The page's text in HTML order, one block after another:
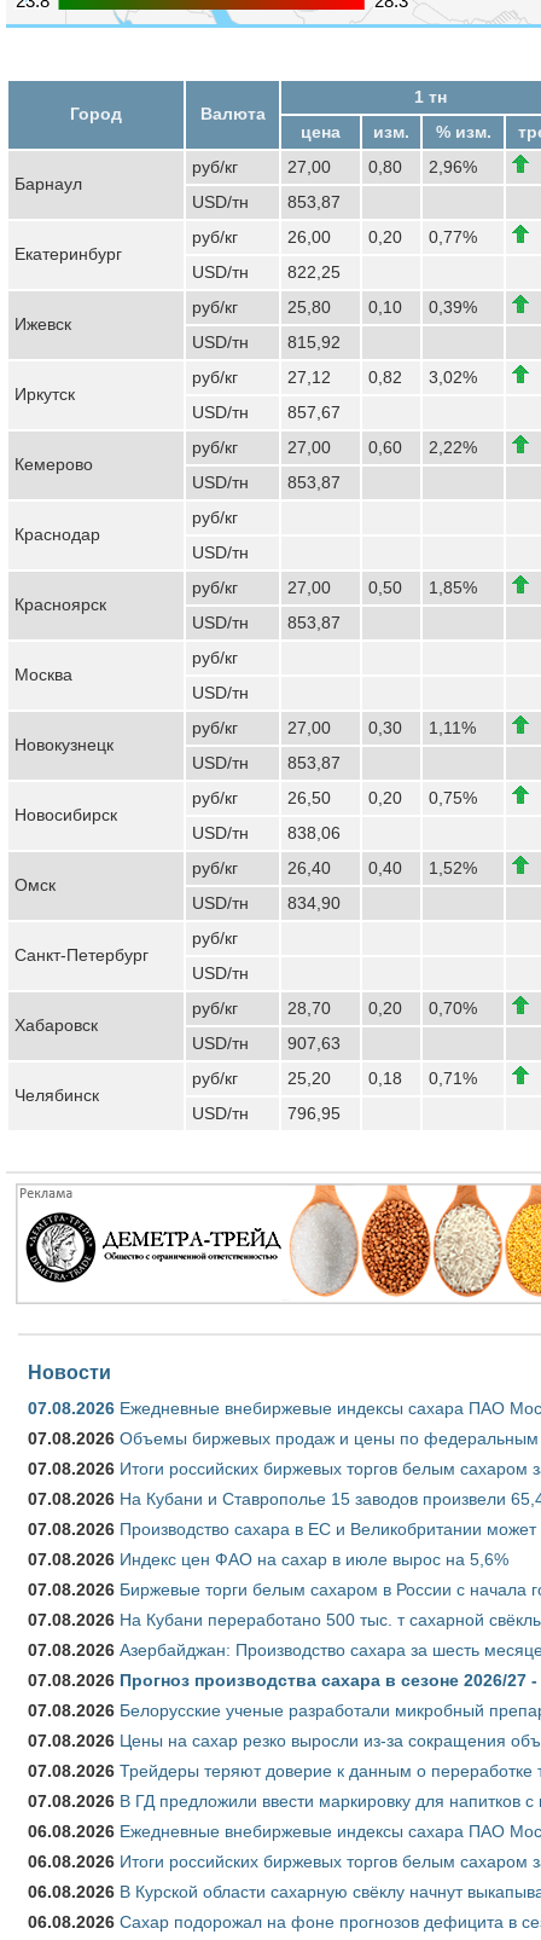
Город Валюта
1 тн
цена
изм. % изм.
Барнаул
руб/кг 27,00 0,80
2,96%
USD/тн
853,87
Екатеринбург
руб/кг 26,00 0,20
0,77%
USD/тн
822,25
Ижевск
руб/кг 25,80 0,10
0,39%
USD/тн
815,92
Иркутск
руб/кг 27,12 0,82
3,02%
USD/тн
857,67
Кемерово
руб/кг 27,00 0,60
2,22%
USD/тн
853,87
Краснодар
руб/кг
USD/тн
Красноярск
руб/кг 27,00 0,50
1,85%
USD/тн
853,87
Москва
руб/кг
USD/тн
Новокузнецк
руб/кг 27,00 0,30
1,11%
USD/тн
853,87
Новосибирск
руб/кг 26,50 0,20
0,75%
USD/тн
838,06
Омск
руб/кг 26,40 0,40
1,52%
USD/тн
834,90
Санкт-Петербург
руб/кг
USD/тн
Хабаровск
руб/кг 28,70 0,20
0,70%
USD/тн
907,63
Челябинск
руб/кг 25,20 0,18
0,71%
USD/тн
796,95
Новости
07.08.2026 Ежедневные внебиржевые индексы сахара ПАО
07.08.2026 Объемы биржевых продаж и цены по федеральным
07.08.2026 Итоги российских биржевых торгов белым сахаром
07.08.2026 На Кубани и Ставрополье 15 заводов произвели
07.08.2026 Производство сахара в ЕС и Великобритании
07.08.2026 Индекс цен ФАО на сахар в июле вырос на 5,6%
07.08.2026 Биржевые торги белым сахаром в России с начала
07.08.2026 На Кубани переработано 500 тыс. т сахарной
07.08.2026 Азербайджан: Производство сахара за шесть
07.08.2026 Прогноз производства сахара в сезоне 2026/
07.08.2026 Белорусские ученые разработали микробный
07.08.2026 Цены на сахар резко выросли из-за сокращения
07.08.2026 Трейдеры теряют доверие к данным о переработке
07.08.2026 В ГД предложили ввести маркировку для напитков
06.08.2026 Ежедневные внебиржевые индексы сахара ПАО
06.08.2026 Итоги российских биржевых торгов белым сахаром
06.08.2026 В Курской области сахарную свёклу начнут
06.08.2026 Сахар подорожал на фоне прогнозов дефицита в